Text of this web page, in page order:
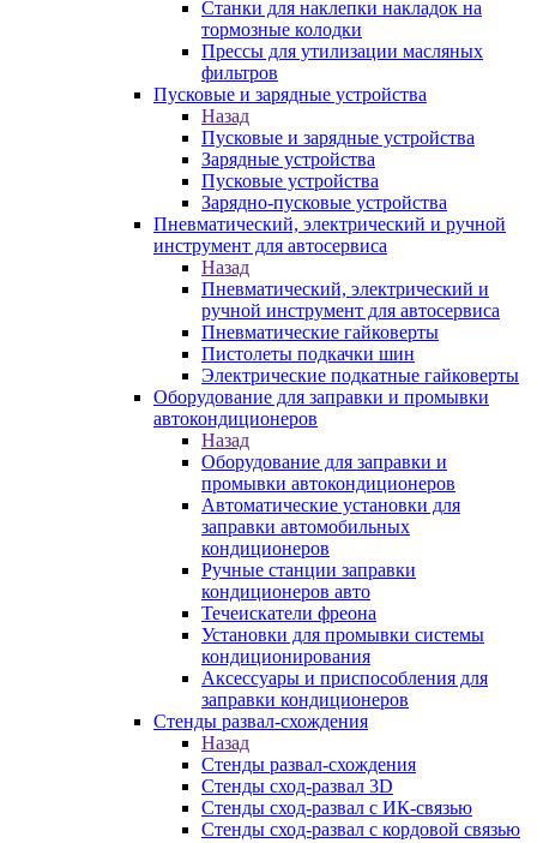
Станки для наклепки накладок на
тормозные колодки
Прессы для утилизации масляных
фильтров
Пусковые и зарядные устройства
Назад
Пусковые и зарядные устройства
Зарядные устройства
Пусковые устройства
Зарядно-пусковые устройства
Пневматический, электрический и ручной
инструмент для автосервиса
Назад
Пневматический, электрический и
ручной инструмент для автосервиса
Пневматические гайковерты
Пистолеты подкачки шин
Электрические подкатные гайковерты
Оборудование для заправки и промывки
автокондиционеров
Назад
Оборудование для заправки и
промывки автокондиционеров
Автоматические установки для
заправки автомобильных
кондиционеров
Ручные станции заправки
кондиционеров авто
Течеискатели фреона
Установки для промывки системы
кондиционирования
Аксессуары и приспособления для
заправки кондиционеров
Стенды развал-схождения
Назад
Стенды развал-схождения
Стенды сход-развал 3D
Стенды сход-развал с ИК-связью
Стенды сход-развал с кордовой связью